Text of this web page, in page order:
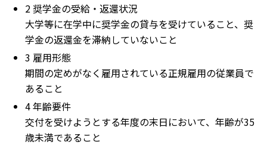
2 奨学金の受給・返還状況
大学等に在学中に奨学金の貸与を受けていること、奨
学金の返還金を滞納していないこと
3 雇用形態
期間の定めがなく雇用されている正規雇用の従業員で
あること
4 年齢要件
交付を受けようとする年度の末日において、年齢が35
歳未満であること